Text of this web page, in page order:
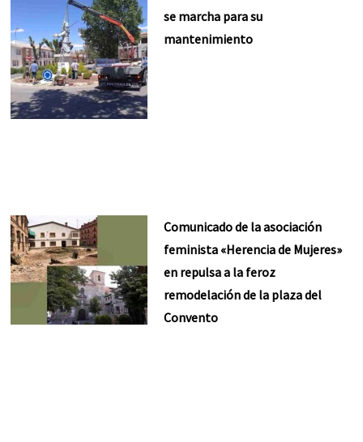
se marcha para su
mantenimiento
Comunicado de la asociación
feminista «Herencia de Mujeres»
en repulsa a la feroz
remodelación de la plaza del
Convento